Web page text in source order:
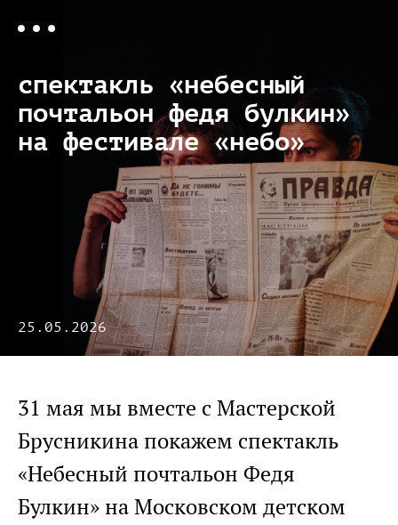
спектакль «небесный
почтальон федя булкин»
на фестивале «небо»
25.05.2026
31 мая мы вместе с Мастерской
Брусникина покажем спектакль
«Небесный почтальон Федя
Булкин» на Московском детском